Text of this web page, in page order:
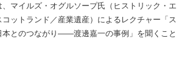
、マイルズ・オグルソープ氏（ヒストリック・エ
ットランド／産業遺産）によるレクチャー「ス
本とのつながり――渡邊嘉一の事例」を聞くこと